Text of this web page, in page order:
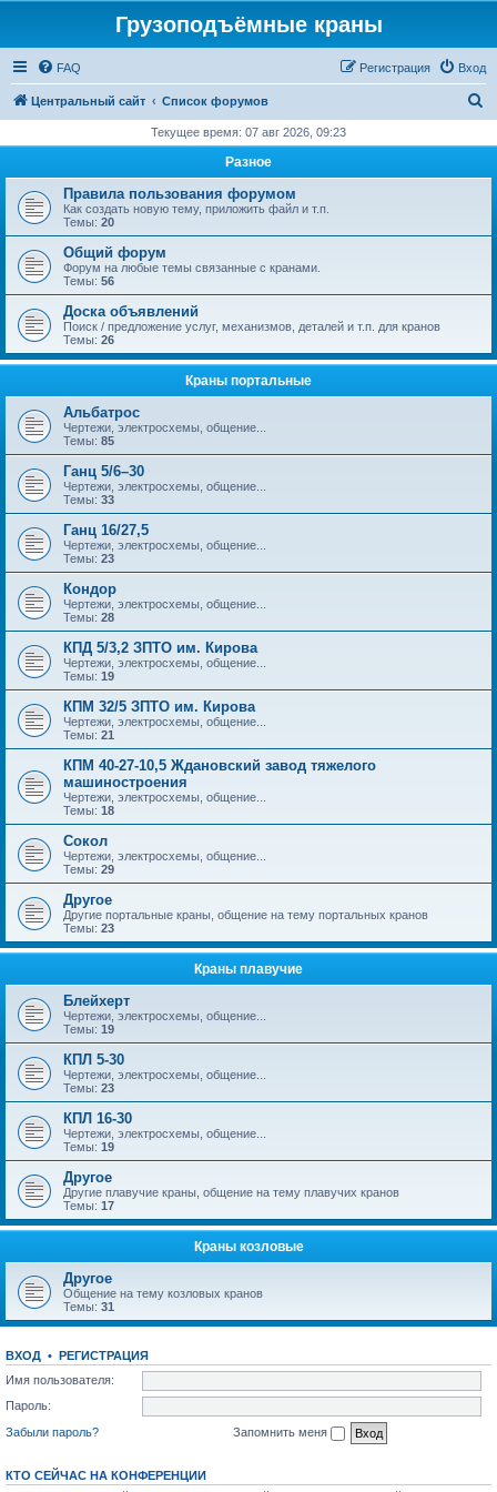
Грузоподъёмные краны
FAQ Вход
Регистрация
Центральный сайт Список форумов
с
Текущее время: 07 авг 2026, 09:23
Разное
Правила пользования форумом
Как создать новую тему, приложить файл и т.п.
Темы: 20
Общий форум
Форум на любые темы связанные с кранами.
Темы: 56
Доска объявлений
Поиск / предложение услуг, механизмов, деталей и т.п. для кранов
Темы: 26
Краны портальные
Альбатрос
Чертежи, электросхемы, общение...
Темы: 85
Ганц 5/6–30
Чертежи, электросхемы, общение...
Темы: 33
Ганц 16/27,5
Чертежи, электросхемы, общение...
Темы: 23
Кондор
Чертежи, электросхемы, общение...
Темы: 28
КПД 5/3,2 ЗПТО им. Кирова
Чертежи, электросхемы, общение...
Темы: 19
КПМ 32/5 ЗПТО им. Кирова
Чертежи, электросхемы, общение...
Темы: 21
КПМ 40-27-10,5 Ждановский завод тяжелого
машиностроения
Чертежи, электросхемы, общение...
Темы: 18
Сокол
Чертежи, электросхемы, общение...
Темы: 29
Другое
Другие портальные краны, общение на тему портальных кранов
Темы: 23
Краны плавучие
Блейхерт
Чертежи, электросхемы, общение...
Темы: 19
КПЛ 5-30
Чертежи, электросхемы, общение...
Темы: 23
КПЛ 16-30
Чертежи, электросхемы, общение...
Темы: 19
Другое
Другие плавучие краны, общение на тему плавучих кранов
Темы: 17
Краны козловые
Другое
Общение на тему козловых кранов
Темы: 31
ВХОД • РЕГИСТРАЦИЯ
Имя пользователя:
Пароль:
Забыли пароль?
Запомнить меня
КТО СЕЙЧАС НА КОНФЕРЕНЦИИ